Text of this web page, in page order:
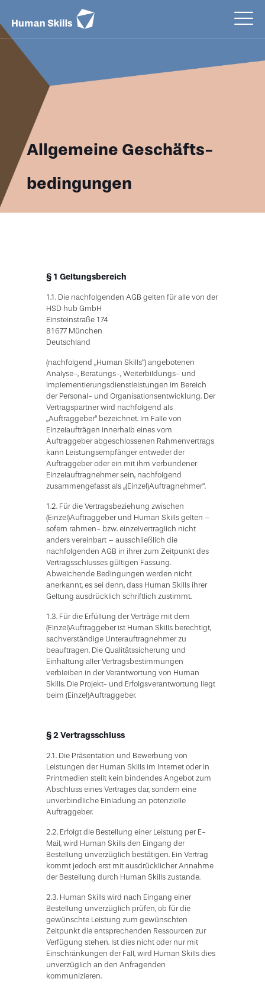
Allgemeine Geschäfts­
bedingungen
§ 1 Geltungsbereich
1.1. Die nachfolgenden AGB gelten für alle von der
HSD hub GmbH
Einsteinstraße 174
81677 München
Deutschland
(nachfolgend „Human Skills“) angebotenen
Analyse-, Beratungs-, Weiterbildungs- und
Implementierungsdienstleistungen im Bereich
der Personal- und Organisationsentwicklung. Der
Vertragspartner wird nachfolgend als
„Auftraggeber“ bezeichnet. Im Falle von
Einzelaufträgen innerhalb eines vom
Auftraggeber abgeschlossenen Rahmenvertrags
kann Leistungsempfänger entweder der
Auftraggeber oder ein mit ihm verbundener
Einzelauftragnehmer sein, nachfolgend
zusammengefasst als „(Einzel)Auftragnehmer“.
1.2. Für die Vertragsbeziehung zwischen
(Einzel)Auftraggeber und Human Skills gelten –
sofern rahmen- bzw. einzelvertraglich nicht
anders vereinbart – ausschließlich die
nachfolgenden AGB in ihrer zum Zeitpunkt des
Vertragsschlusses gültigen Fassung.
Abweichende Bedingungen werden nicht
anerkannt, es sei denn, dass Human Skills ihrer
Geltung ausdrücklich schriftlich zustimmt.
1.3. Für die Erfüllung der Verträge mit dem
(Einzel)Auftraggeber ist Human Skills berechtigt,
sachverständige Unterauftragnehmer zu
beauftragen. Die Qualitätssicherung und
Einhaltung aller Vertragsbestimmungen
verbleiben in der Verantwortung von Human
Skills. Die Projekt- und Erfolgsverantwortung liegt
beim (Einzel)Auftraggeber.
§ 2Vertragsschluss
2.1. Die Präsentation und Bewerbung von
Leistungen der Human Skills im Internet oder in
Printmedien stellt kein bindendes Angebot zum
Abschluss eines Vertrages dar, sondern eine
unverbindliche Einladung an potenzielle
Auftraggeber.
2.2. Erfolgt die Bestellung einer Leistung per E-
Mail, wird Human Skills den Eingang der
Bestellung unverzüglich bestätigen. Ein Vertrag
kommt jedoch erst mit ausdrücklicher Annahme
der Bestellung durch Human Skills zustande.
2.3. Human Skills wird nach Eingang einer
Bestellung unverzüglich prüfen, ob für die
gewünschte Leistung zum gewünschten
Zeitpunkt die entsprechenden Ressourcen zur
Verfügung stehen. Ist dies nicht oder nur mit
Einschränkungen der Fall, wird Human Skills dies
unverzüglich an den Anfragenden
kommunizieren.